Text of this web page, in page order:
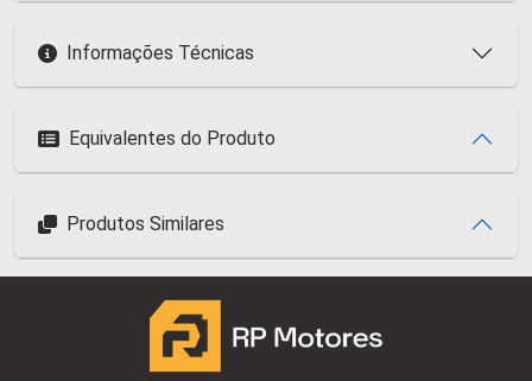
Informações Técnicas
Equivalentes do Produto
Produtos Similares